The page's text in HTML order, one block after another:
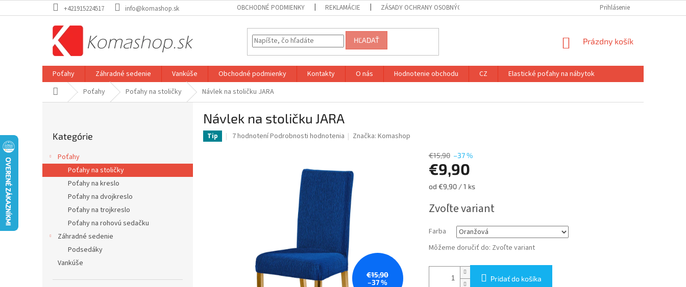
na
+421915224517 info@komashop.sk OBCHODNÉ PODMIENKY REKLAMÁCIE ZÁSADY OCHRANY OSOBNÝCH ÚDAJOV Prihlásenie
HĽADAŤ
NÁKUPNÝ
Prázdny košík
Poťahy Záhradné sedenie Vankúše Obchodné podmienky Kontakty O nás Hodnotenie obchodu CZ
Elastické poťahy na nábytok
DomovPoťahy Poťahy na stoličky Návlek na stoličku JARA
p
a
kategórie
Kategórie
Poťahy
Poťahy na stoličky
Poťahy na kreslo
Poťahy na dvojkreslo
Poťahy na trojkreslo
Poťahy na rohovú sedačku
Záhradné sedenie
Podsedáky
Vankúše
Návlek na stoličku JARA
Tip
Priemerné
7 hodnoteníPodrobnosti hodnotenia Značka:Komashop
€15,90
–37 %
€15,90 –37 %
€9,90
Jednotková
od €9,90 / 1 ks
Zvoľte variant
Farba
Môžeme doručiť do: Zvoľte variant
Pridať do košíka